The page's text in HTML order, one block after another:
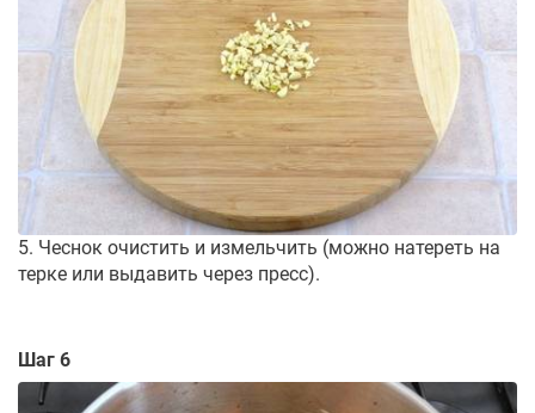
5. Чеснок очистить и измельчить (можно натереть на
терке или выдавить через пресс).
Шаг 6